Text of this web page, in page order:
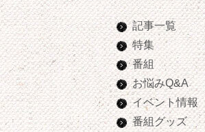
記事一覧
特集
番組
お悩みQ&A
イベント情報
番組グッズ